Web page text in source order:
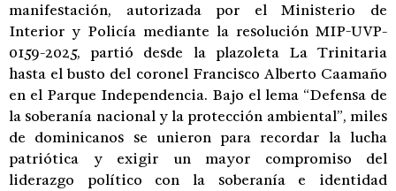
manifestación, autorizada por el Ministerio de
Interior y Policía mediante la resolución MIP-UVP-
0159-2025, partió desde la plazoleta La Trinitaria
hasta el busto del coronel Francisco Alberto Caamaño
en el Parque Independencia. Bajo el lema “Defensa de
la soberanía nacional y la protección ambiental”, miles
de dominicanos se unieron para recordar la lucha
patriótica y exigir un mayor compromiso del
liderazgo político con la soberanía e identidad